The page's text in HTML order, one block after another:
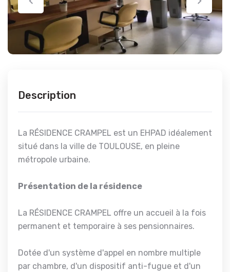
Description
La RÉSIDENCE CRAMPEL est un EHPAD idéalement
situé dans la ville de TOULOUSE, en pleine
métropole urbaine.
Présentation de la résidence
La RÉSIDENCE CRAMPEL offre un accueil à la fois
permanent et temporaire à ses pensionnaires.
Dotée d'un système d'appel en nombre multiple
par chambre, d'un dispositif anti-fugue et d'un